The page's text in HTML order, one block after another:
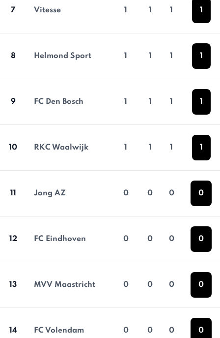
7 Vitesse 1 1 1 1
8 Helmond Sport 1 1 1 1
9 FC Den Bosch 1 1 1 1
10 RKC Waalwijk 1 1 1 1
11 Jong AZ 0 0 0 0
12 FC Eindhoven 0 0 0 0
13 MVV Maastricht 0 0 0 0
14 FC Volendam 0 0 0 0